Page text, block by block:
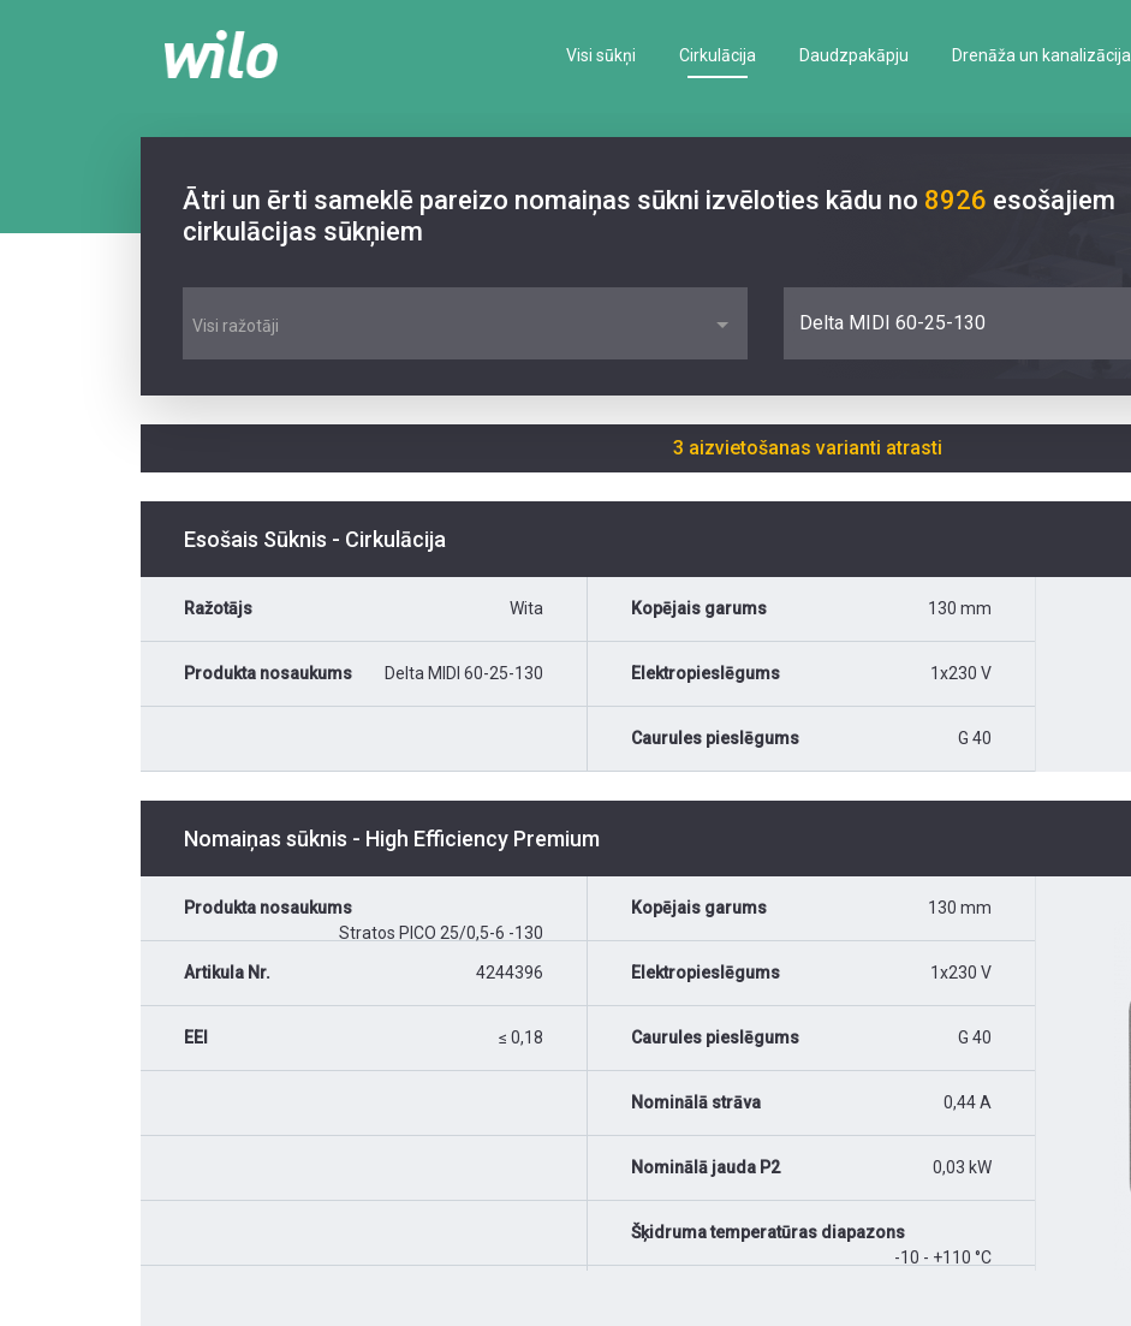
Visi sūkņi Cirkulācija Daudzpakāpju Drenāža un kanalizācija
Ātri un ērti sameklē pareizo nomaiņas sūkni izvēloties kādu no 8926 esošajiem
cirkulācijas sūkņiem
Visi ražotāji Delta MIDI 60-25-130
3 aizvietošanas varianti atrasti
Esošais Sūknis - Cirkulācija
Ražotājs Wita
Produkta nosaukums Delta MIDI 60-25-130
Kopējais garums 130 mm
Elektropieslēgums 1x230 V
Caurules pieslēgums G 40
Nomaiņas sūknis - High Efficiency Premium
Produkta nosaukums
Stratos PICO 25/0,5-6 -130
Artikula Nr. 4244396
EEI ≤ 0,18
Kopējais garums 130 mm
Elektropieslēgums 1x230 V
Caurules pieslēgums G 40
Nominālā strāva 0,44 A
Nominālā jauda P2 0,03 kW
Šķidruma temperatūras diapazons
-10 - +110 °C